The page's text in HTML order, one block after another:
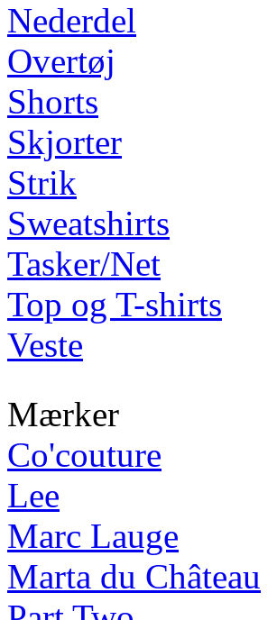
Nederdel
Overtøj
Shorts
Skjorter
Strik
Sweatshirts
Tasker/Net
Top og T-shirts
Veste
Mærker
Co'couture
Lee
Marc Lauge
Marta du Château